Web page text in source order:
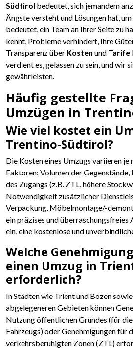
Südtirol bedeutet, sich jemandem
Ängste versteht und Lösungen hat, um
bedeutet, ein Team an Ihrer Seite zu
kennt, Probleme verhindert, Ihre
Transparenz über Kosten und Tarife
verdient es, gelassen zu sein, und wir
gewährleisten.
Häufig gestellte
Umzügen in
Wie viel kostet ein
Trentino-Südtirol?
Die Kosten eines Umzugs variieren je
Faktoren: Volumen der
des Zugangs (z.B. ZTL, höhere
Notwendigkeit zusätzlicher
Verpackung, Möbelmontage/-
ein präzises und überraschungsfreies
ein, eine kostenlose und
Welche
einen Umzug in
erforderlich?
In Städten wie Trient und Bozen
abgelegeneren Gebieten können
Nutzung öffentlichen Grundes (für
Fahrzeugs) oder Genehmigungen für
verkehrsberuhigten Zonen (ZTL)